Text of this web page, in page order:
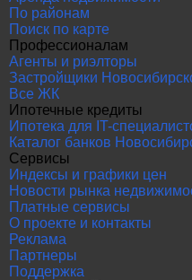
По районам
Поиск по карте
Профессионалам
Агенты и риэлторы
Застройщики
Все ЖК
Ипотечные кредиты
Ипотека для IT-
Каталог банков
Сервисы
Индексы и графики цен
Новости рынка
Платные сервисы
О проекте и контакты
Реклама
Партнеры
Поддержка